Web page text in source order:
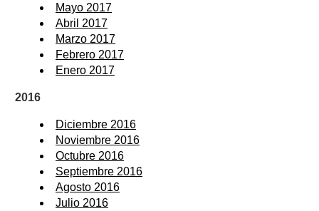
Mayo 2017
Abril 2017
Marzo 2017
Febrero 2017
Enero 2017
2016
Diciembre 2016
Noviembre 2016
Octubre 2016
Septiembre 2016
Agosto 2016
Julio 2016